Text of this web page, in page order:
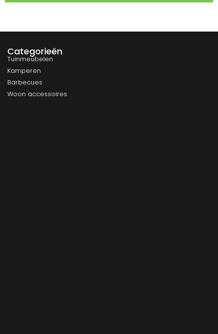
Categorieën
Tuinmeubelen
Kamperen
Barbecues
Woon accessoires